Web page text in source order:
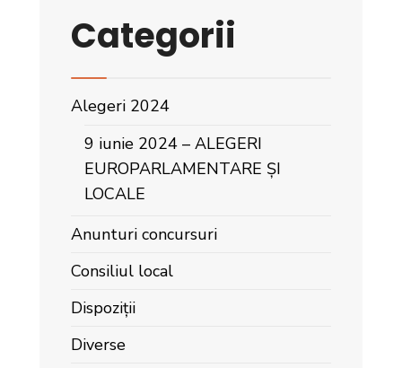
Categorii
Alegeri 2024
9 iunie 2024 – ALEGERI
EUROPARLAMENTARE ȘI
LOCALE
Anunturi concursuri
Consiliul local
Dispoziții
Diverse